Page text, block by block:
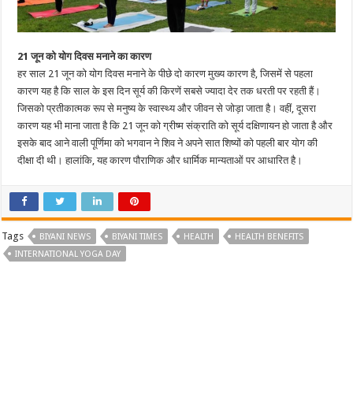
21 जून को योग दिवस मनाने का कारण
हर साल 21 जून को योग दिवस मनाने के पीछे दो कारण मुख्य कारण है, जिसमें से पहला
कारण यह है कि साल के इस दिन सूर्य की किरणें सबसे ज्यादा देर तक धरती पर रहती हैं।
जिसको प्रतीकात्मक रूप से मनुष्य के स्वास्थ्य और जीवन से जोड़ा जाता है। वहीं, दूसरा
कारण यह भी माना जाता है कि 21 जून को ग्रीष्म संक्राति को सूर्य दक्षिणायन हो जाता है और
इसके बाद आने वाली पूर्णिमा को भगवान ने शिव ने अपने सात शिष्यों को पहली बार योग की
दीक्षा दी थी। हालांकि, यह कारण पौराणिक और धार्मिक मान्यताओं पर आधारित है।
Tags BIYANI NEWS BIYANI TIMES HEALTH
HEALTH BENEFITS
INTERNATIONAL YOGA DAY